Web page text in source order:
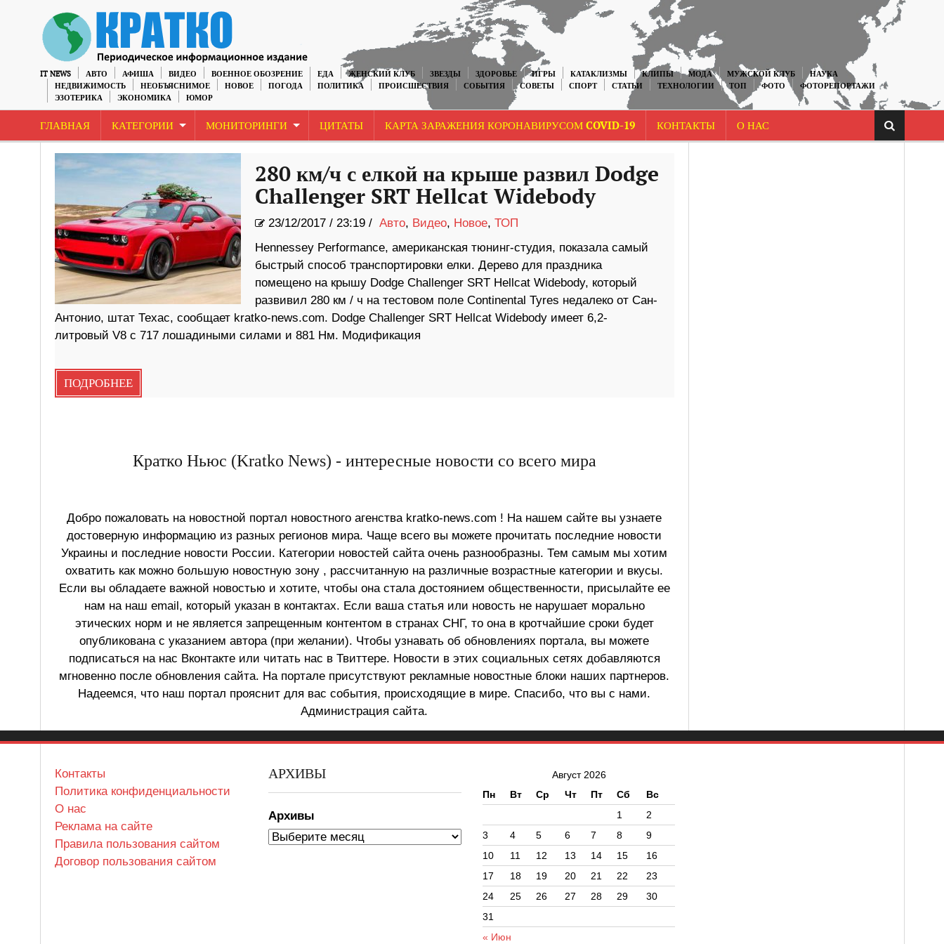
IT NEWS АВТО АФИША ВИДЕО ВОЕННОЕ ОБОЗРЕНИЕ ЕДА ЖЕНСКИЙ КЛУБ ЗВЕЗДЫ ЗДОРОВЬЕ ИГРЫ КАТАКЛИЗМЫ КЛИПЫ МОДА МУЖСКОЙ КЛУБ
НАУКА
НЕДВИЖИМОСТЬ
НЕОБЪЯСНИМОЕ НОВОЕ ПОГОДА ПОЛИТИКА ПРОИСШЕСТВИЯ СОБЫТИЯ СОВЕТЫ СПОРТ СТАТЬИ ТЕХНОЛОГИИ ТОП ФОТО
ФОТОРЕПОРТАЖИ
ЭЗОТЕРИКА
ЭКОНОМИКА ЮМОР
ГЛАВНАЯ КАТЕГОРИИ МОНИТОРИНГИ ЦИТАТЫ КАРТА ЗАРАЖЕНИЯ КОРОНАВИРУСОМ COVID-19 КОНТАКТЫ О НАС
280 км/ч с елкой на крыше развил Dodge
Challenger SRT Hellcat Widebody
23/12/2017/ 23:19 / Авто, Видео, Новое, ТОП
Hennessey Performance, американская тюнинг-студия, показала самый
быстрый способ транспортировки елки. Дерево для праздника
помещено на крышу Dodge Challenger SRT Hellcat Widebody, который
развивил 280 км / ч на тестовом поле Continental Tyres недалеко от Сан-
Антонио, штат Техас, сообщает kratko-news.com. Dodge Challenger SRT Hellcat Widebody имеет 6,2-
литровый V8 с 717 лошадиными силами и 881 Нм. Модификация
ПОДРОБНЕЕ
Кратко Ньюс (Kratko News) - интересные новости со всего мира
Добро пожаловать на новостной портал новостного агенства kratko-news.com ! На нашем сайте вы узнаете
достоверную информацию из разных регионов мира. Чаще всего вы можете прочитать последние новости
Украины и последние новости России. Категории новостей сайта очень разнообразны. Тем самым мы хотим
охватить как можно большую новостную зону , рассчитанную на различные возрастные категории и вкусы.
Если вы обладаете важной новостью и хотите, чтобы она стала достоянием общественности, присылайте ее
нам на наш email, который указан в контактах. Если ваша статья или новость не нарушает морально
этических норм и не является запрещенным контентом в странах СНГ, то она в кротчайшие сроки будет
опубликована с указанием автора (при желании). Чтобы узнавать об обновлениях портала, вы можете
подписаться на нас Вконтакте или читать нас в Твиттере. Новости в этих социальных сетях добавляются
мгновенно после обновления сайта. На портале присутствуют рекламные новостные блоки наших партнеров.
Надеемся, что наш портал прояснит для вас события, происходящие в мире. Спасибо, что вы с нами.
Администрация сайта.
Контакты
Политика конфиденциальности
О нас
Реклама на сайте
Правила пользования сайтом
Договор пользования сайтом
АРХИВЫ
Архивы
Август 2026
Пн
Вт Ср Чт Пт Сб Вс
« Июн
1
2
3
4 5 6 7 8
9
10
11 12 13 14 15
16
17
18 19 20 21 22
23
24
25 26 27 28 29
30
31